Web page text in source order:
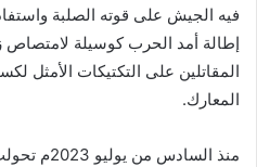
فيه الجيش على قوته الصلبة
إطالة أمد الحرب كوسيلة لامتصاص
المقاتلين على التكتيكات
المعارك.
منذ السادس